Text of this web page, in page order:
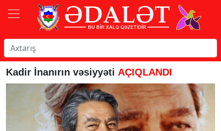
Kadir İnanırın vəsiyyəti AÇIQLANDI